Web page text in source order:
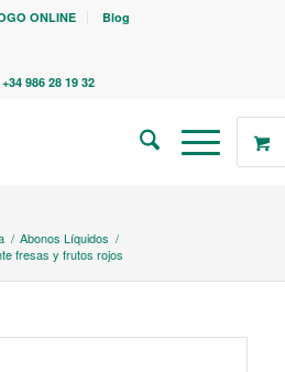
ONLINE Blog
+34 986 28 19 32
/ Abonos Líquidos /
fresas y frutos rojos